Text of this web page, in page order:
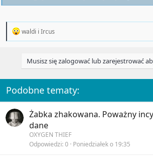
R
i
o
n
s
:
waldi i Ircus
Musisz się zalogować lub zarejestrować
Podobne tematy:
Żabka zhakowana. Poważny
dane
OXYGEN THIEF
Odpowiedzi 0 Poniedziałek o 19:35